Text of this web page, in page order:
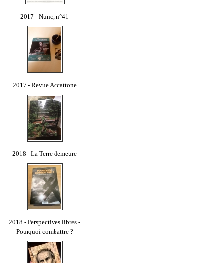
2017 - Nunc, n°41
2017 - Revue Accattone
2018 - La Terre demeure
2018 - Perspectives libres -
Pourquoi combattre ?